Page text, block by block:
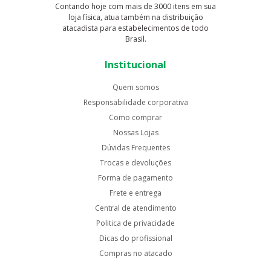
Contando hoje com mais de 3000 itens em sua
loja física, atua também na distribuição
atacadista para estabelecimentos de todo
Brasil.
Institucional
Quem somos
Responsabilidade corporativa
Como comprar
Nossas Lojas
Dúvidas Frequentes
Trocas e devoluções
Forma de pagamento
Frete e entrega
Central de atendimento
Politica de privacidade
Dicas do profissional
Compras no atacado